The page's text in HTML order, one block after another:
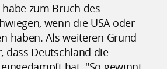
zum Bruch des
wenn die USA oder
haben. Als weiteren Grund
dass Deutschland die